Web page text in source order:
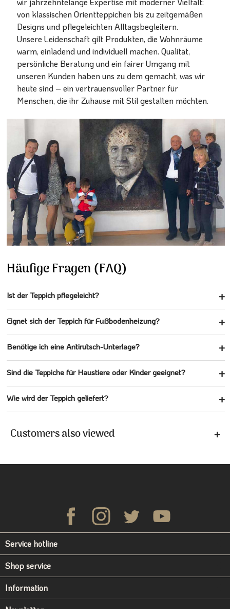
von klassischen Orientteppichen bis zu zeitgemäßen
Designs und pflegeleichten Alltagsbegleitern.
Unsere Leidenschaft gilt Produkten, die Wohnräume
warm, einladend und individuell machen. Qualität,
persönliche Beratung und ein fairer Umgang mit
unseren Kunden haben uns zu dem gemacht, was wir
heute sind – ein vertrauensvoller Partner für
Menschen, die ihr Zuhause mit Stil gestalten möchten.
Häufige Fragen (FAQ)
Ist der Teppich pflegeleicht?
Eignet sich der Teppich für Fußbodenheizung?
Benötige ich eine Antirutsch-Unterlage?
Sind die Teppiche für Haustiere oder Kinder geeignet?
Wie wird der Teppich geliefert?
Customers also viewed
Service hotline
Shop service
Information